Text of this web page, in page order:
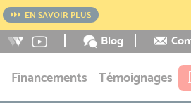
EN SAVOIR PLUS
Blog
Financements Témoignages